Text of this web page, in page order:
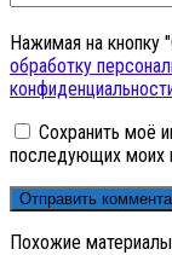
Нажимая на кнопку
обработку
Сохранить моё
последующих моих
Похожие материалы